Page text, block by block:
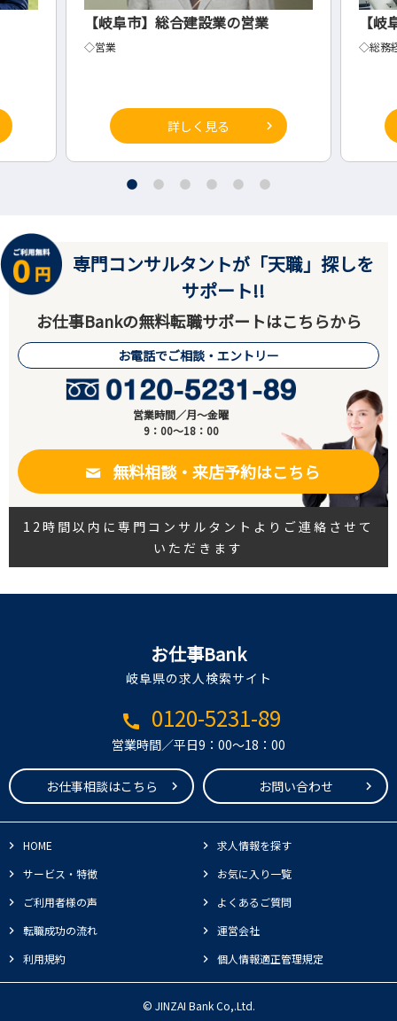
【岐阜市】総合建設業の営業
◇営業
詳しく見る
【
◇総務
専門コンサルタントが「天職」探しを
サポート!!
お仕事Bankの無料転職サポートはこちらから
お電話でご相談・エントリー
営業時間／月～金曜
9：00～18：00
無料相談・来店予約はこちら
12時間以内に専門コンサルタントよりご連絡させて
いただきます
お仕事Bank
岐阜県の求人検索サイト
call 0120-5231-89
営業時間／平日9：00～18：00
お仕事相談はこちら お問い合わせ
HOME
求人情報を探す
サービス・特徴
お気に入り一覧
ご利用者様の声
よくあるご質問
転職成功の流れ
運営会社
利用規約
個人情報適正管理規定
© JINZAI Bank Co,.Ltd.